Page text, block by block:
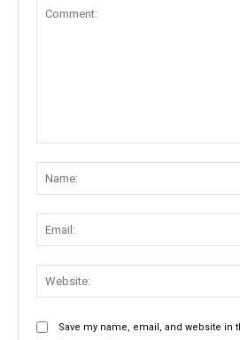
Save my name, email, and website in